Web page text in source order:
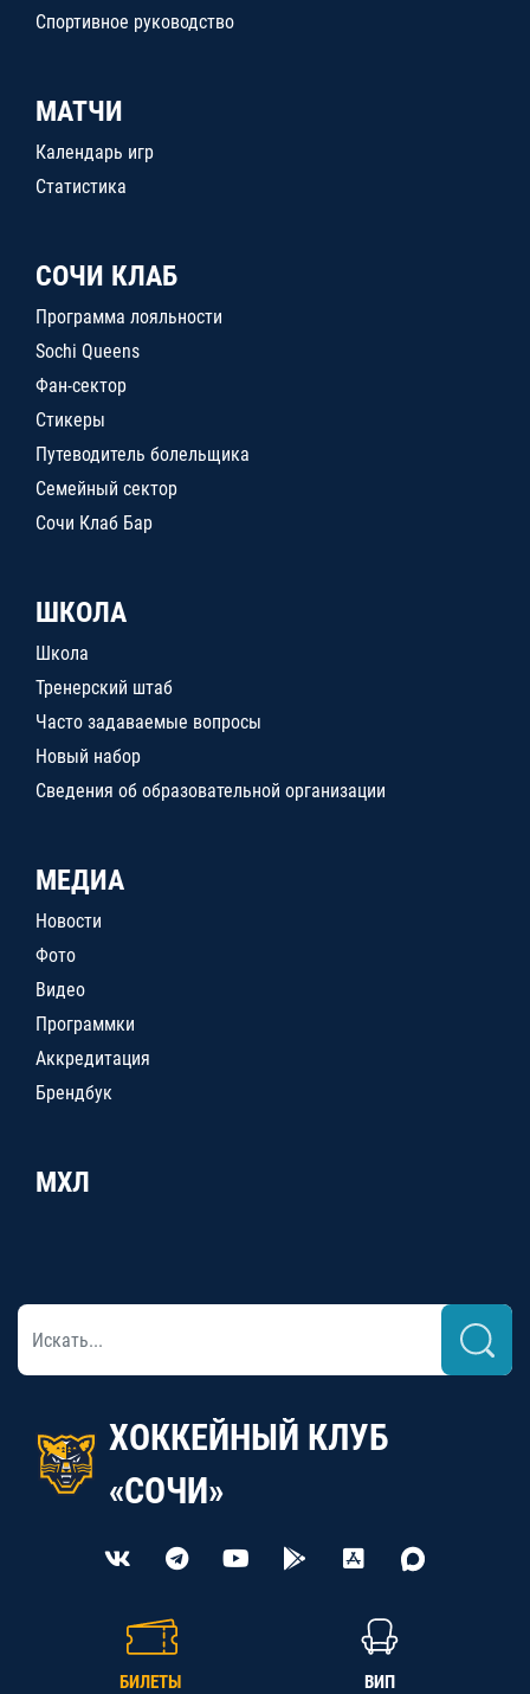
Спортивное руководство
МАТЧИ
Календарь игр
Статистика
СОЧИ КЛАБ
Программа лояльности
Sochi Queens
Фан-сектор
Стикеры
Путеводитель болельщика
Семейный сектор
Сочи Клаб Бар
ШКОЛА
Школа
Тренерский штаб
Часто задаваемые вопросы
Новый набор
Сведения об образовательной организации
МЕДИА
Новости
Фото
Видео
Программки
Аккредитация
Брендбук
МХЛ
ХОККЕЙНЫЙ КЛУБ
«СОЧИ»
БИЛЕТЫ ВИП